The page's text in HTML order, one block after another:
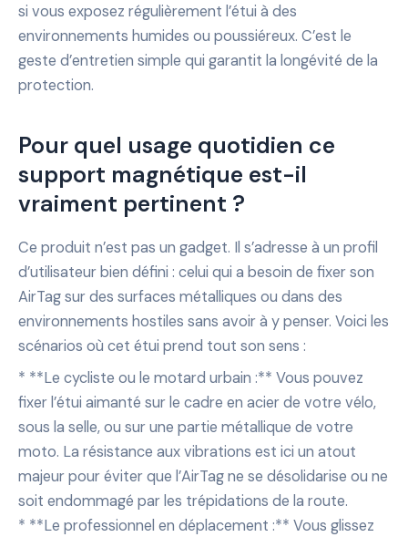
si vous exposez régulièrement l’étui à des
environnements humides ou poussiéreux. C’est le
geste d’entretien simple qui garantit la longévité de la
protection.
Pour quel usage quotidien ce
support magnétique est-il
vraiment pertinent ?
Ce produit n’est pas un gadget. Il s’adresse à un profil
d’utilisateur bien défini : celui qui a besoin de fixer son
AirTag sur des surfaces métalliques ou dans des
environnements hostiles sans avoir à y penser. Voici les
scénarios où cet étui prend tout son sens :
* **Le cycliste ou le motard urbain :** Vous pouvez
fixer l’étui aimanté sur le cadre en acier de votre vélo,
sous la selle, ou sur une partie métallique de votre
moto. La résistance aux vibrations est ici un atout
majeur pour éviter que l’AirTag ne se désolidarise ou ne
soit endommagé par les trépidations de la route.
* **Le professionnel en déplacement :** Vous glissez